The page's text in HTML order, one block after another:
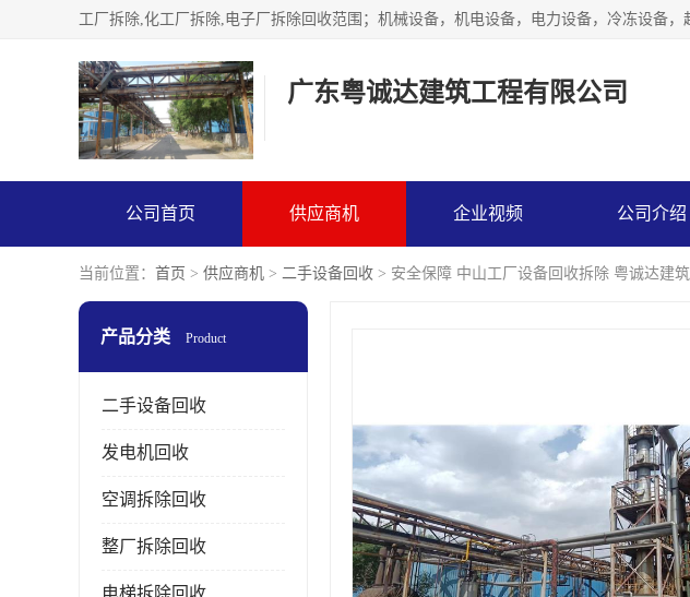
广东粤诚达建筑工程有限公司
公司首页 供应商机 企业视频 公司介绍
当前位置： 首页 > 供应商机 > 二手设备回收 > 安全保障 中山工厂设备回收拆除 粤诚达建筑
产品分类 Product
二手设备回收
发电机回收
空调拆除回收
整厂拆除回收
电梯拆除回收